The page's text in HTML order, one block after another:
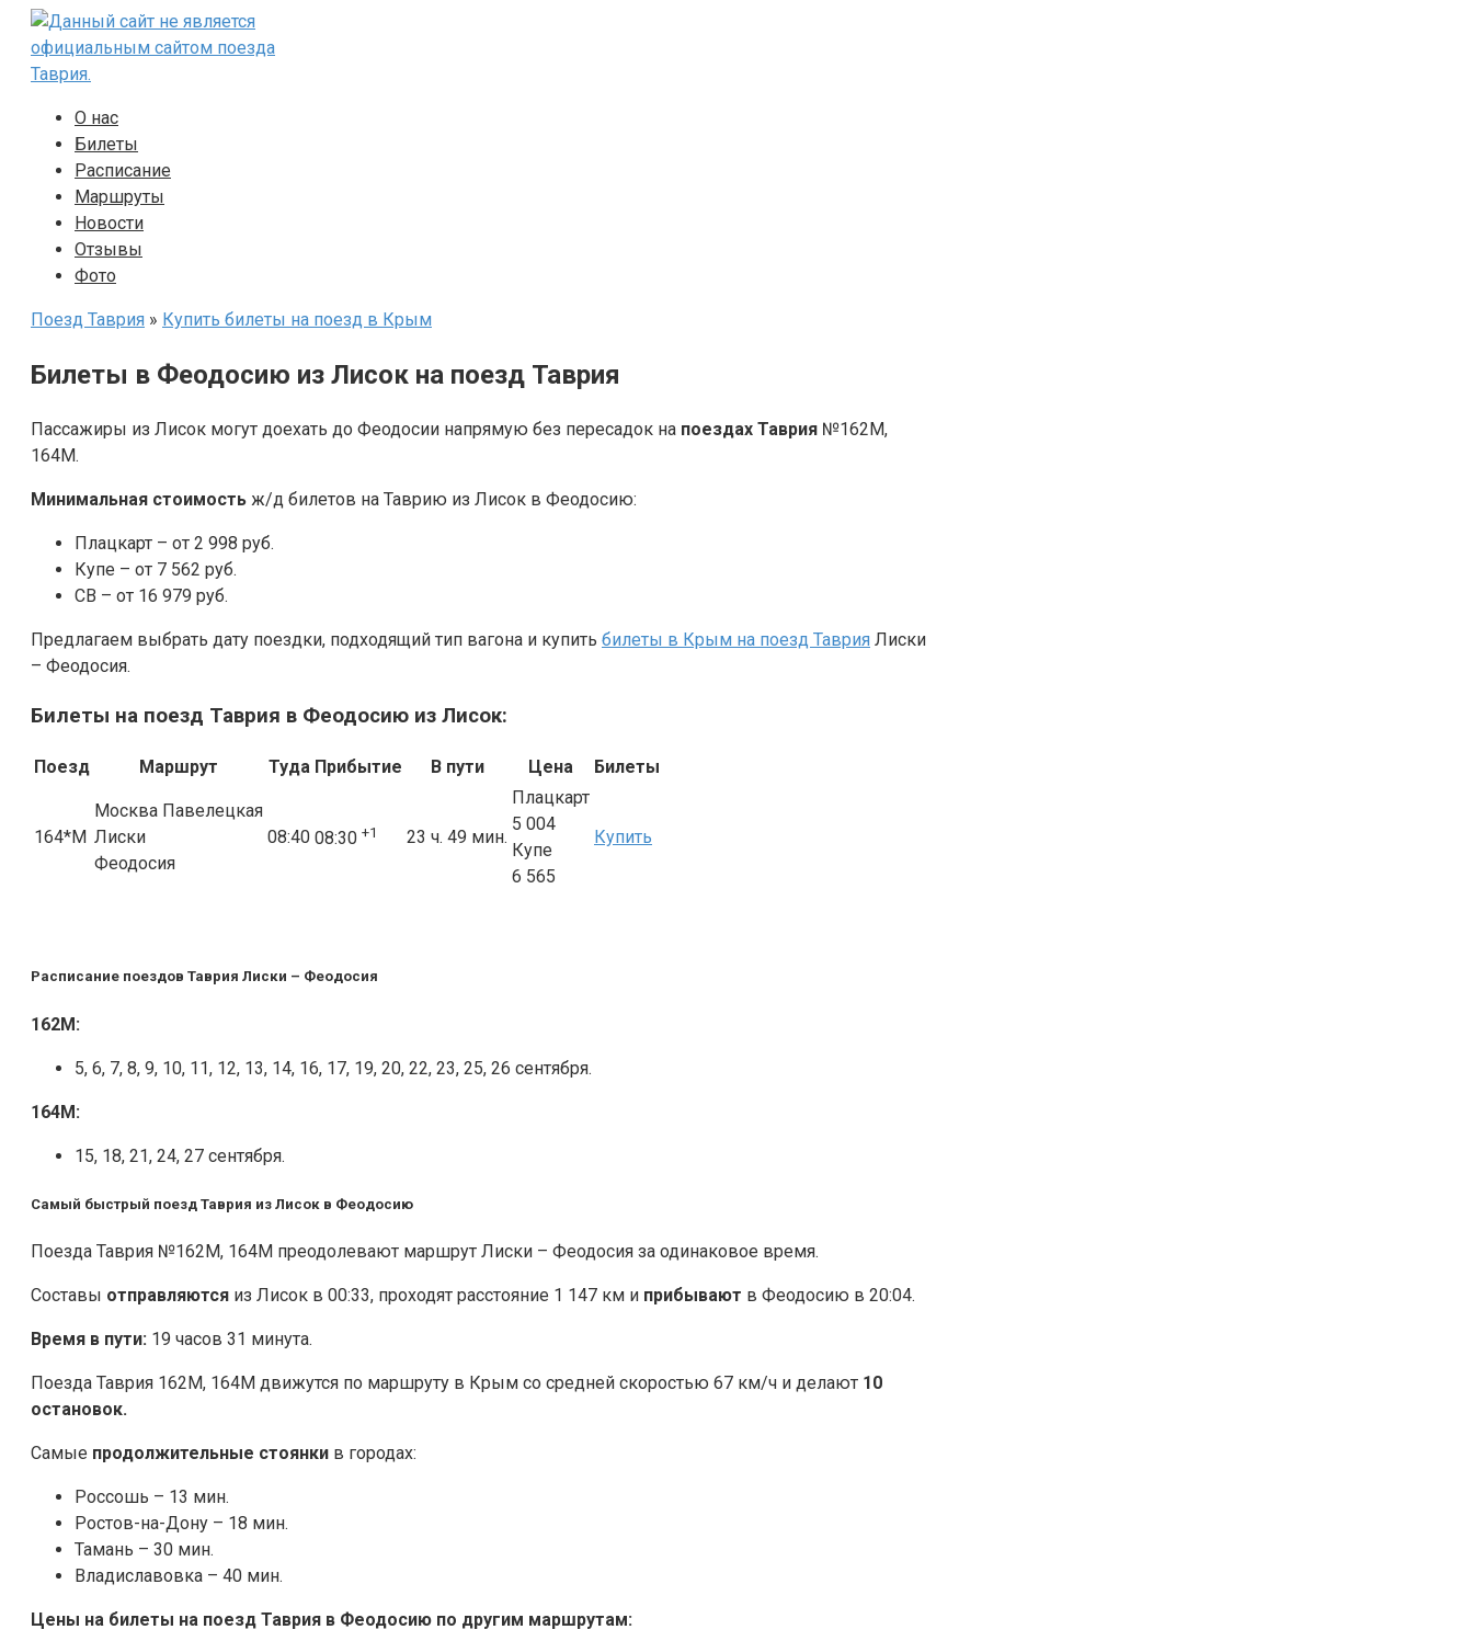
Перейти
контенту
О нас
Билеты
Расписание
Маршруты
Новости
Отзывы
Фото
Поезд Таврия » Купить билеты на поезд в Крым
Билеты в Феодосию из Лисок на поезд Таврия
Пассажиры из Лисок могут доехать до Феодосии напрямую без пересадок на поездах Таврия №162М,
164М.
Минимальная стоимость ж/д билетов на Таврию из Лисок в Феодосию:
Плацкарт – от 2 998 руб.
Купе – от 7 562 руб.
СВ – от 16 979 руб.
Предлагаем выбрать дату поездки, подходящий тип вагона и купить билеты в Крым на поезд Таврия Лиски
– Феодосия.
Билеты на поезд Таврия в Феодосию из Лисок:
Поезд Маршрут Туда Прибытие В пути Цена Билеты
164*М
Москва Павелецкая
Лиски
Феодосия
08:40 08:30 +1 23 ч. 49 мин.
Плацкарт
5 004
Купе
6 565
Купить
Расписание поездов Таврия Лиски – Феодосия
162М:
5, 6, 7, 8, 9, 10, 11, 12, 13, 14, 16, 17, 19, 20, 22, 23, 25, 26 сентября.
164М:
15, 18, 21, 24, 27 сентября.
Самый быстрый поезд Таврия из Лисок в Феодосию
Поезда Таврия №162М, 164М преодолевают маршрут Лиски – Феодосия за одинаковое время.
Составы отправляются из Лисок в 00:33, проходят расстояние 1 147 км и прибывают в Феодосию в 20:04.
Время в пути: 19 часов 31 минута.
Поезда Таврия 162М, 164М движутся по маршруту в Крым со средней скоростью 67 км/ч и делают 10
остановок.
Самые продолжительные стоянки в городах:
Россошь – 13 мин.
Ростов-на-Дону – 18 мин.
Тамань – 30 мин.
Владиславовка – 40 мин.
Цены на билеты на поезд Таврия в Феодосию по другим маршрутам: